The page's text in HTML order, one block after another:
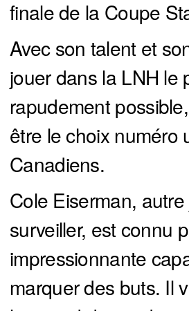
finale de la Coupe
Avec son talent et
jouer dans la LNH le
rapudement
être le choix numéro
Canadiens.
Cole Eiserman,
surveiller, est connu
impressionnante
marquer des buts. Il